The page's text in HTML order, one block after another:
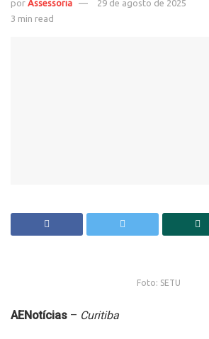
por Assessoria
29 de agosto de 2025
3 min read
Foto: SETU
AENotícias – Curitiba